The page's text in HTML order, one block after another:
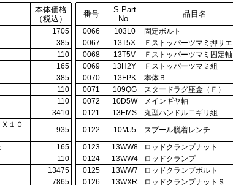
本体価格
（税込）
番号
S Part
No.
品目名
1705 0066 103L0 固定ボルト
385 0067 13T5X Ｆストッパーツマミ押サエ
110 0068 13T5V Ｆストッパーツマミ固定軸
165 0069 13H2Y Ｆストッパーツマミ組
385 0070 13FPK 本体Ｂ
110 0071 109QG スタードラグ座金（Ｆ）
110 0072 10D5W メインギヤ軸
3410 0121 13EMS 丸型ハンドルニギリ組
１０
935 0122 10MJ5 スプール脱着レンチ
165 0123 13WW8 ロッドクランプナット
110 0124 13WW4 ロッドクランプ
13475 0125 13WW7 ロッドクランプボルト
7865 0126 13WXR ロッドクランプナットＳ